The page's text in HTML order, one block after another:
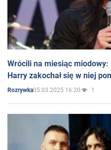
Wrócili na miesiąc
Harry zakochał się w niej
Rozrywka05.03.2025 16:20 1